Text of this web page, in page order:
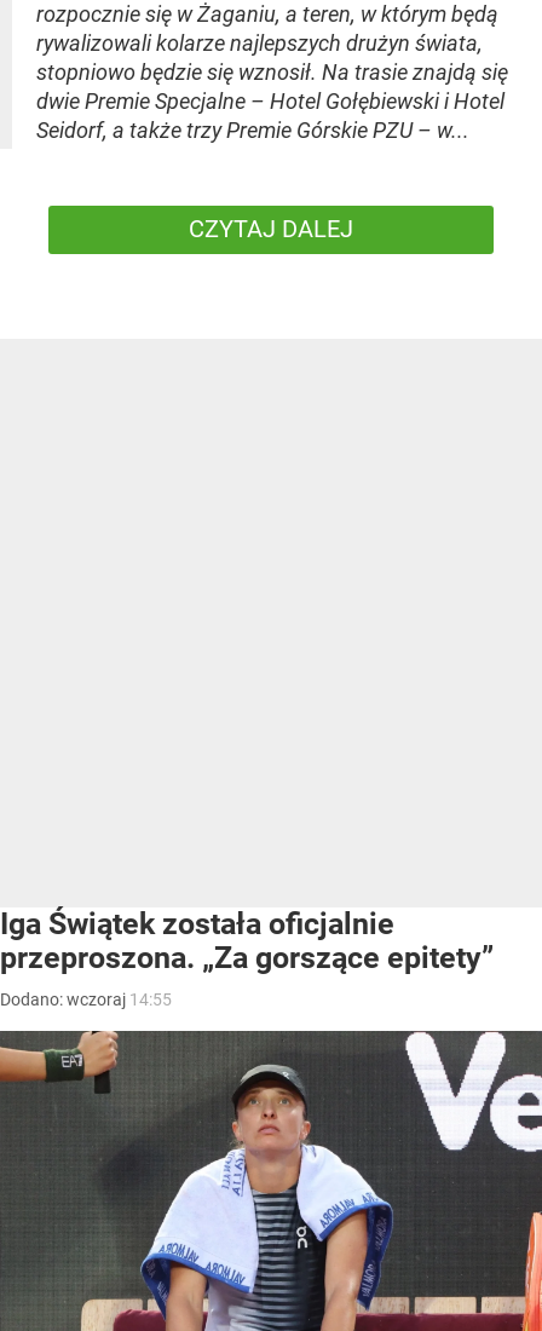
rozpocznie się w Żaganiu, a teren, w którym będą
rywalizowali kolarze najlepszych drużyn świata,
stopniowo będzie się wznosił. Na trasie znajdą się
dwie Premie Specjalne – Hotel Gołębiewski i Hotel
Seidorf, a także trzy Premie Górskie PZU – w...
CZYTAJ DALEJ
Iga Świątek została oficjalnie
przeproszona. „Za gorszące epitety”
Dodano:wczoraj 14:55